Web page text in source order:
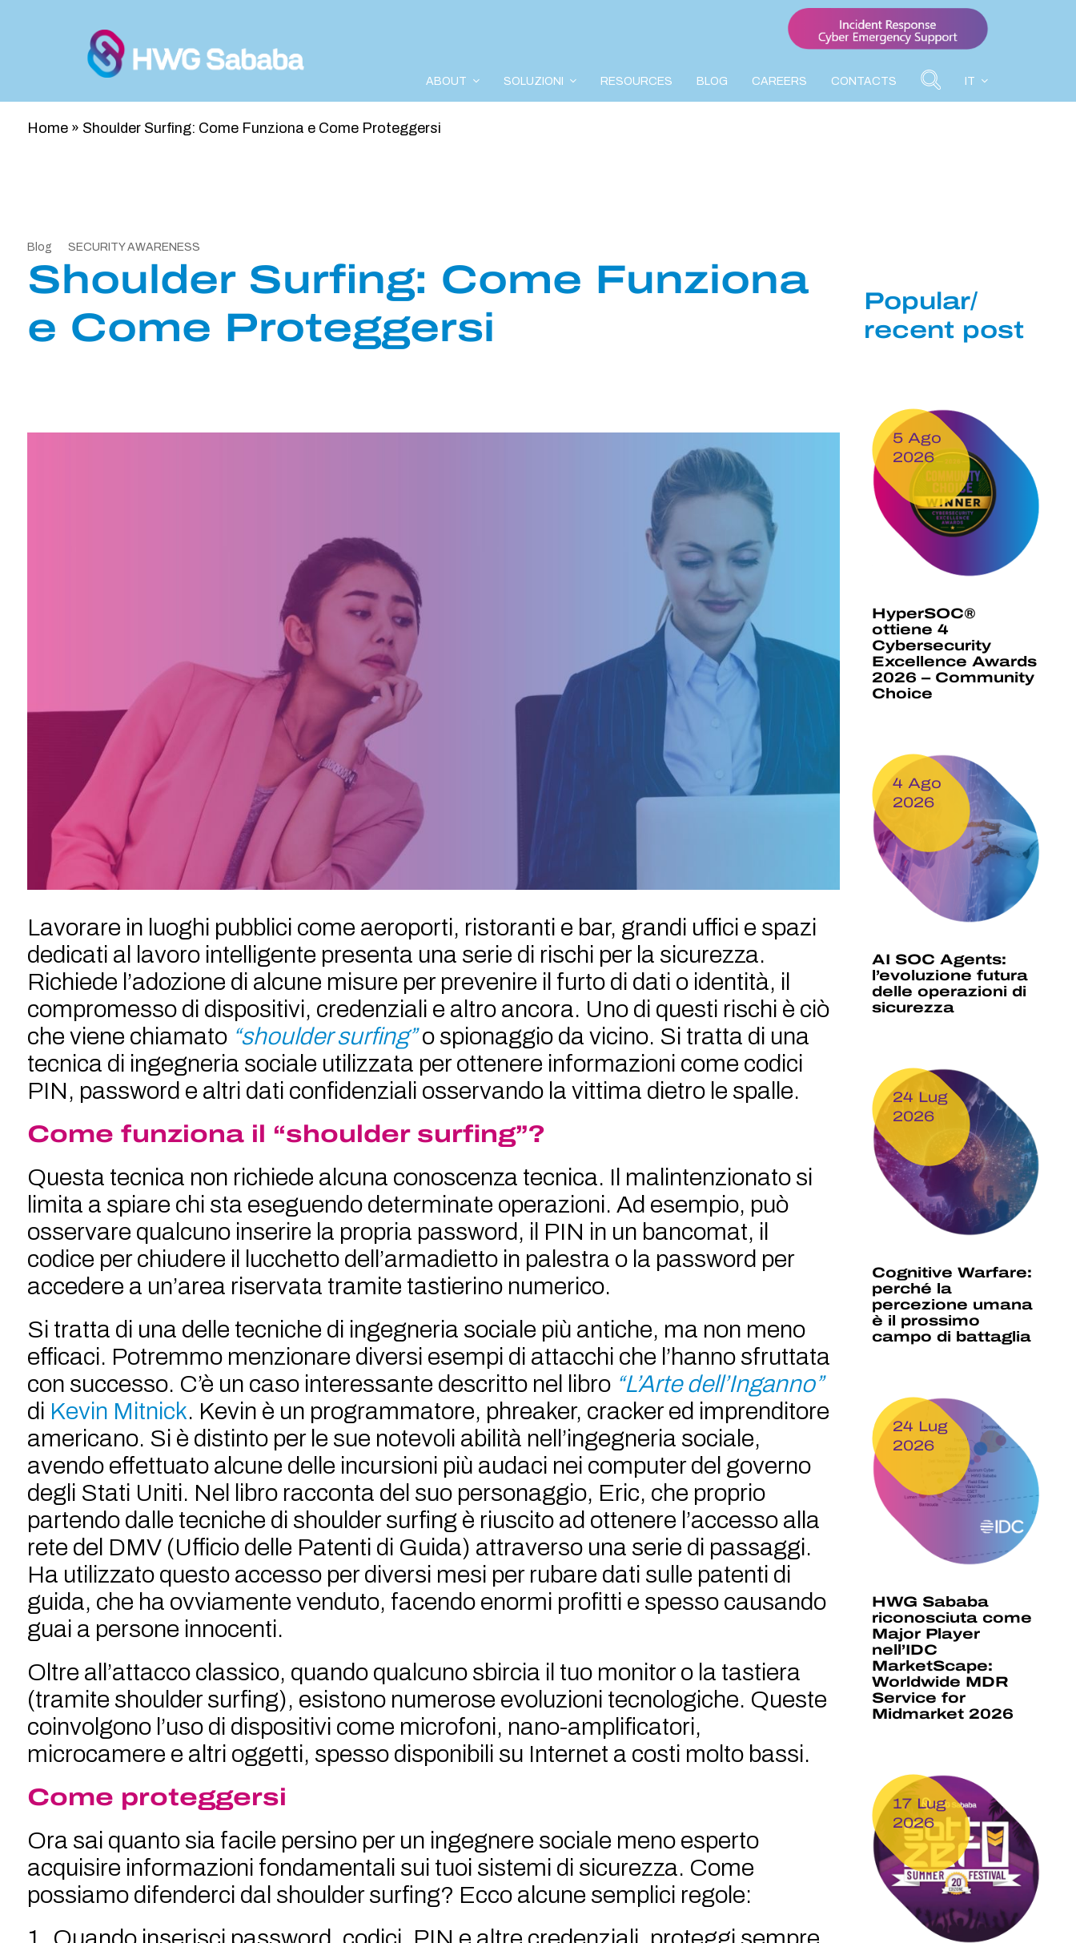
ABOUT SOLUZIONI RESOURCES BLOG CAREERS CONTACTS IT
Home» Shoulder Surfing: Come Funziona e Come Proteggersi
Blog SECURITY AWARENESS
Shoulder Surfing: Come Funziona
e Come Proteggersi
Lavorare in luoghi pubblici come aeroporti, ristoranti e bar, grandi uffici e spazi
dedicati al lavoro intelligente presenta una serie di rischi per la sicurezza.
Richiede l’adozione di alcune misure per prevenire il furto di dati o identità, il
compromesso di dispositivi, credenziali e altro ancora. Uno di questi rischi è ciò
che viene chiamato “shoulder surfing”o spionaggio da vicino. Si tratta di una
tecnica di ingegneria sociale utilizzata per ottenere informazioni come codici
PIN, password e altri dati confidenziali osservando la vittima dietro le spalle.
Come funziona il “shoulder surfing”?
Questa tecnica non richiede alcuna conoscenza tecnica. Il malintenzionato si
limita a spiare chi sta eseguendo determinate operazioni. Ad esempio, può
osservare qualcuno inserire la propria password, il PIN in un bancomat, il
codice per chiudere il lucchetto dell’armadietto in palestra o la password per
accedere a un’area riservata tramite tastierino numerico.
Si tratta di una delle tecniche di ingegneria sociale più antiche, ma non meno
efficaci. Potremmo menzionare diversi esempi di attacchi che l’hanno sfruttata
con successo. C’è un caso interessante descritto nel libro “L’Arte dell’Inganno”
di Kevin Mitnick. Kevin è un programmatore, phreaker, cracker ed imprenditore
americano. Si è distinto per le sue notevoli abilità nell’ingegneria sociale,
avendo effettuato alcune delle incursioni più audaci nei computer del governo
degli Stati Uniti. Nel libro racconta del suo personaggio, Eric, che proprio
partendo dalle tecniche di shoulder surfing è riuscito ad ottenere l’accesso alla
rete del DMV (Ufficio delle Patenti di Guida) attraverso una serie di passaggi.
Ha utilizzato questo accesso per diversi mesi per rubare dati sulle patenti di
guida, che ha ovviamente venduto, facendo enormi profitti e spesso causando
guai a persone innocenti.
Oltre all’attacco classico, quando qualcuno sbircia il tuo monitor o la tastiera
(tramite shoulder surfing), esistono numerose evoluzioni tecnologiche. Queste
coinvolgono l’uso di dispositivi come microfoni, nano-amplificatori,
microcamere e altri oggetti, spesso disponibili su Internet a costi molto bassi.
Come proteggersi
Ora sai quanto sia facile persino per un ingegnere sociale meno esperto
acquisire informazioni fondamentali sui tuoi sistemi di sicurezza. Come
possiamo difenderci dal shoulder surfing? Ecco alcune semplici regole:
Popular/
recent post
5 Ago
2026
HyperSOC®
ottiene 4
Cybersecurity
Excellence Awards
2026 – Community
Choice
4 Ago
2026
AI SOC Agents:
l’evoluzione futura
delle operazioni di
sicurezza
24 Lug
2026
Cognitive Warfare:
perché la
percezione umana
è il prossimo
campo di battaglia
24 Lug
2026
HWG Sababa
riconosciuta come
Major Player
nell’IDC
MarketScape:
Worldwide MDR
Service for
Midmarket 2026
17 Lug
2026